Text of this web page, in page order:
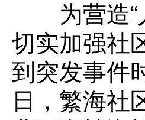
为营造“
切实加强社
到突发事件
日，繁海社